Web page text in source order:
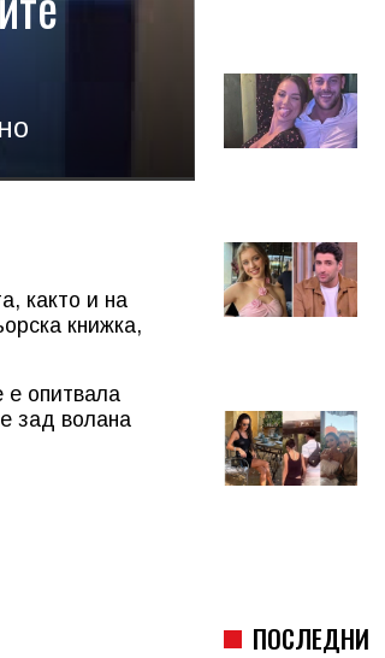
както и на
книжка,
е опитвала
зад волана
ПОСЛЕДНИ